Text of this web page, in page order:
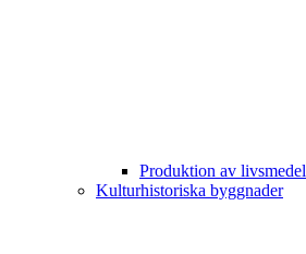
Produktion av livsmedel
Kulturhistoriska byggnader